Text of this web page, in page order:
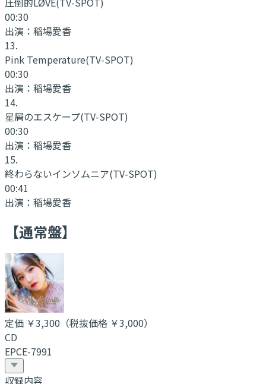
00:30
出演： 稲場愛香
13.
Pink Temperature(TV-SPOT)
00:30
出演： 稲場愛香
14.
星屑のエスケープ(TV-SPOT)
00:30
出演： 稲場愛香
15.
終わらないインソムニア(TV-SPOT)
00:41
出演： 稲場愛香
【通常盤】
定価 ￥3,300 （税抜価格 ￥3,000）
CD
EPCE-7991
収録内容